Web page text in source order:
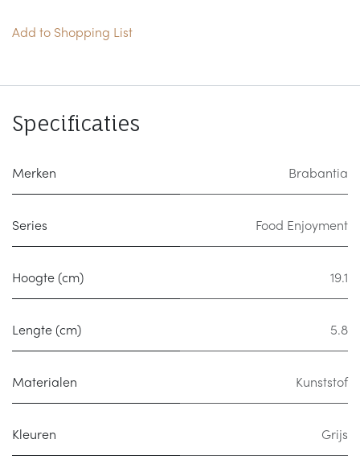
Add to Shopping List
Specificaties
Merken Brabantia
Series Food Enjoyment
Hoogte (cm) 19.1
Lengte (cm) 5.8
Materialen Kunststof
Kleuren Grijs